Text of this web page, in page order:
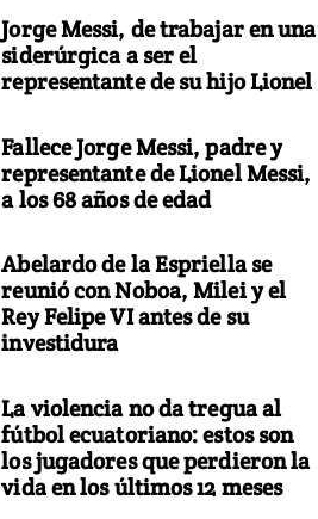
Jorge Messi, de trabajar en una
siderúrgica a ser el
representante de su hijo Lionel
Fallece Jorge Messi, padre y
representante de Lionel Messi,
a los 68 años de edad
Abelardo de la Espriella se
reunió con Noboa, Milei y el
Rey Felipe VI antes de su
investidura
La violencia no da tregua al
fútbol ecuatoriano: estos son
los jugadores que perdieron la
vida en los últimos 12 meses